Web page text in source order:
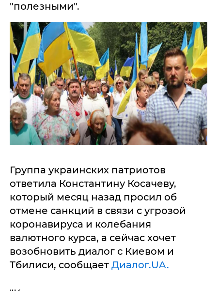
"полезными".
Группа украинских патриотов
ответила Константину Косачеву,
который месяц назад просил об
отмене санкций в связи с угрозой
коронавируса и колебания
валютного курса, а сейчас хочет
возобновить диалог с Киевом и
Тбилиси, сообщает Диалог.UA.